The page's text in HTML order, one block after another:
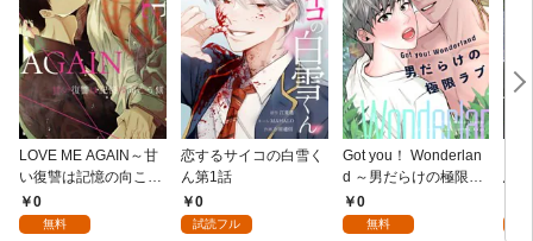
LOVE ME AGAIN～甘
い復讐は記憶の向こう
側～(1)
0
無料
恋するサイコの白雪く
ん第1話
0
試読フル
Got you！ Wonderlan
d ～男だらけの極限ラ
ブ～(1)
0
無料
鳥